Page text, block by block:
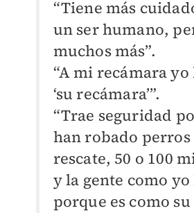
“Tiene más
un ser humano,
muchos más”.
“A mi recámara yo
‘su recámara’”.
“Trae seguridad
han robado
rescate, 50 o 100
y la gente como yo
porque es como